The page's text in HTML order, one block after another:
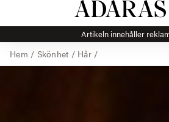
Artikeln innehåller
Hem / Skönhet/ Hår/